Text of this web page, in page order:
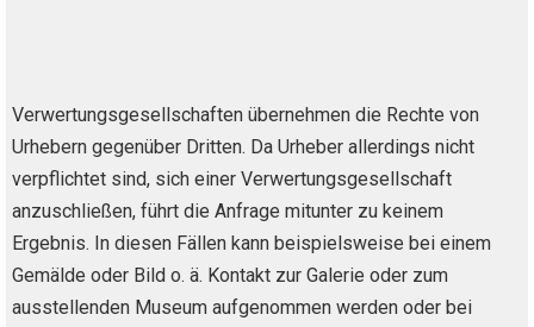
Verwertungsgesellschaften übernehmen die Rechte von
Urhebern gegenüber Dritten. Da Urheber allerdings nicht
verpflichtet sind, sich einer Verwertungsgesellschaft
anzuschließen, führt die Anfrage mitunter zu keinem
Ergebnis. In diesen Fällen kann beispielsweise bei einem
Gemälde oder Bild o. ä. Kontakt zur Galerie oder zum
ausstellenden Museum aufgenommen werden oder bei